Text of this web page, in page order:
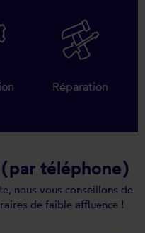
Réparation
(par téléphone)
nous vous conseillons de
de faible affluence !